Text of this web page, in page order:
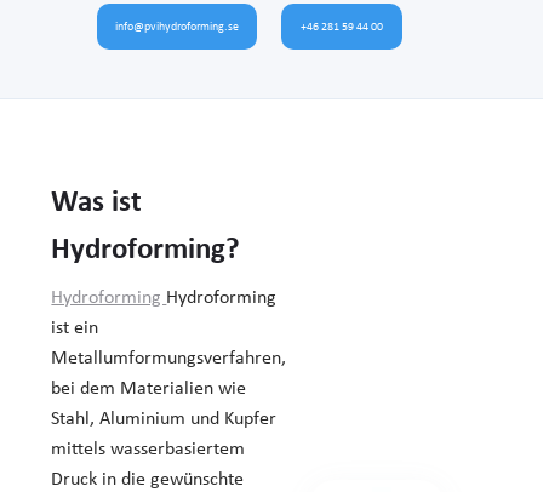
info@pvihydroforming.se +46 281 59 44 00
Was ist
Hydroforming?
Hydroforming Hydroforming
ist ein
Metallumformungsverfahren,
bei dem Materialien wie
Stahl, Aluminium und Kupfer
mittels wasserbasiertem
Druck in die gewünschte